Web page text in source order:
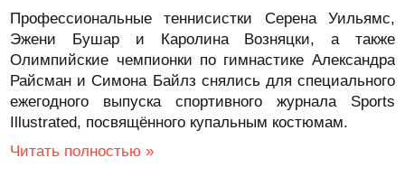
Профессиональные теннисистки Серена Уильямс,
Эжени Бушар и Каролина Возняцки, а также
Олимпийские чемпионки по гимнастике Александра
Райсман и Симона Байлз снялись для специального
ежегодного выпуска спортивного журнала Sports
Illustrated, посвящённого купальным костюмам.
Читать полностью »